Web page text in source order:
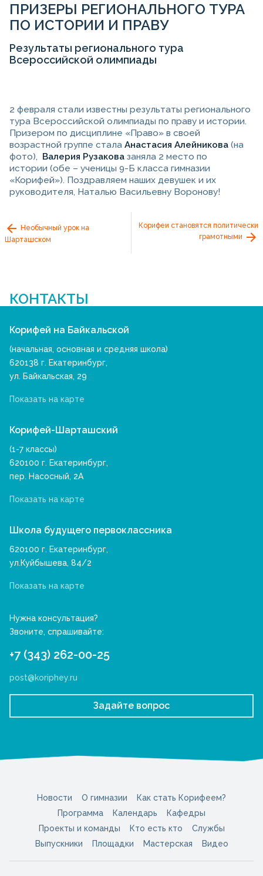
ПРИЗЕРЫ РЕГИОНАЛЬНОГО ТУРА
ПО ИСТОРИИ И ПРАВУ
Результаты регионального тура
Всероссийской олимпиады
2 февраля стали известны результаты регионального
тура Всероссийской олимпиады по праву и истории.
Призером по дисциплине «Право» в своей
возрастной группе стала Анастасия Алейникова (на
фото), Валерия Рузакова заняла 2 место по
истории (обе – ученицы 9-Б класса гимназии
«Корифей»). Поздравляем наших девушек и их
руководителя, Наталью Васильевну Воронову!
Необычный урок на
Шарташском
Корифеи становятся политически
грамотными
КОНТАКТЫ
Корифей на Байкальской
(начальная, основная и средняя школа)
620138 г. Екатеринбург,
ул. Байкальская, 29
Показать на карте
Корифей-Шарташский
(1-7 классы)
620100 г. Екатеринбург,
пер. Насосный, 2А
Показать на карте
Школа будущего первоклассника
620100 г. Екатеринбург,
ул.Куйбышева, 84/2
Показать на карте
Нужна консультация?
Звоните, спрашивайте:
+7 (343) 262-00-25
post@koriphey.ru
Задайте вопрос
Новости О гимназии
Как стать Корифеем?
Программа
Календарь
Кафедры
Проекты и команды
Кто есть кто
Службы
Выпускники
Площадки Мастерская Видео